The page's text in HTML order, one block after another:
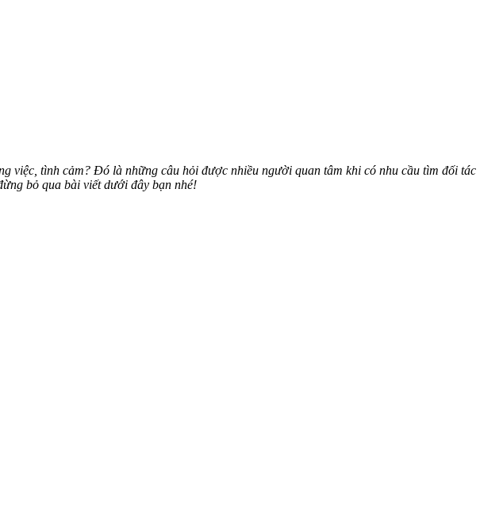
việc, tình cảm? Đó là những câu hỏi được nhiều người quan tâm khi có nhu cầu tìm đối tác
bỏ qua bài viết dưới đây bạn nhé!